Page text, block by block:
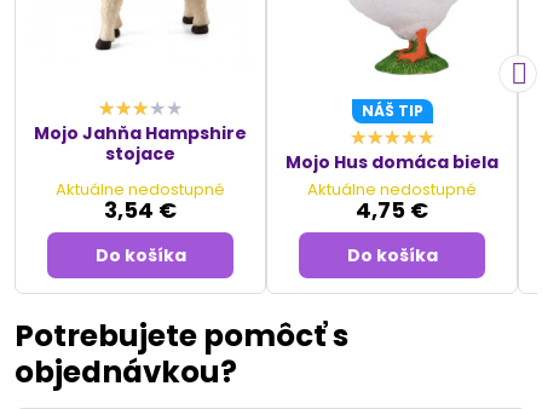
Mojo Jahňa Hampshire
stojace
Aktuálne nedostupné
3,54 €
Do košíka
NÁŠ TIP
Mojo Hus domáca biela
Aktuálne nedostupné
4,75 €
Do košíka
Potrebujete pomôcť s
objednávkou?